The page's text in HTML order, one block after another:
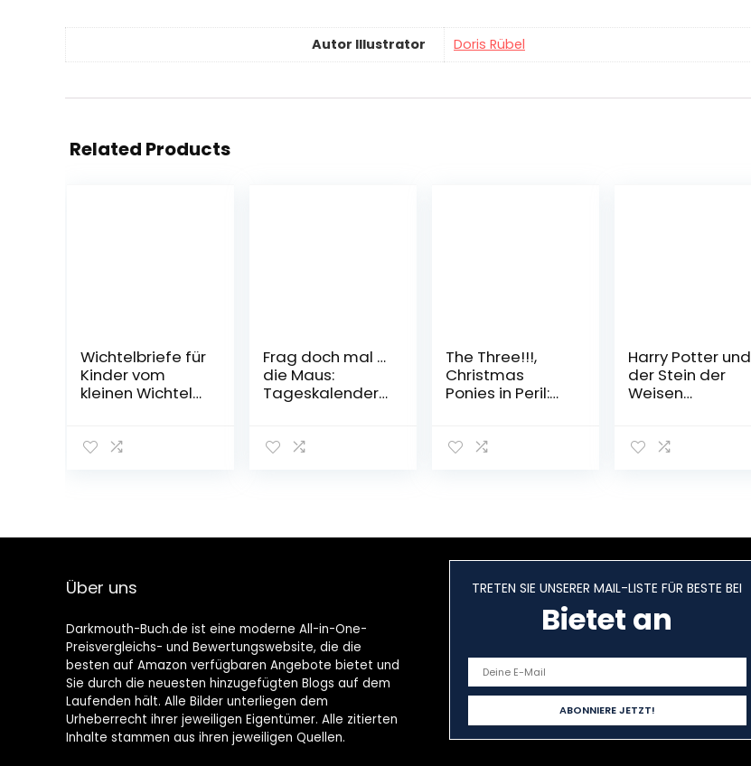
Autor Illustrator Doris Rübel
Related Products
Wichtelbriefe für
Kinder vom
kleinen Wichtel
Wichteltür:
Ideen und eine
Weihnachten als
Zubehör
Taschenbuch –
10. September
2022
Frag doch mal …
die Maus:
Tageskalender
jeden Tag!
The Three!!!,
Christmas
Ponies in Peril:
Hardcover –
Harry Potter und
der Stein der
Weisen
Über uns
Darkmouth-Buch.de ist eine moderne All-in-One-
Preisvergleichs- und Bewertungswebsite, die die
besten auf Amazon verfügbaren Angebote bietet und
Sie durch die neuesten hinzugefügten Blogs auf dem
Laufenden hält. Alle Bilder unterliegen dem
Urheberrecht ihrer jeweiligen Eigentümer. Alle zitierten
Inhalte stammen aus ihren jeweiligen Quellen.
TRETEN SIE UNSERER MAIL-LISTE FÜR BESTE BEI
Bietet an